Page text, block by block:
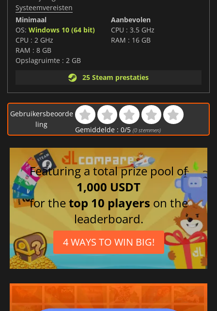
Systeemvereisten
Minimaal
OS: Windows 10 (64 bit)
CPU : 2 GHz
RAM : 8 GB
Opslagruimte : 2 GB
Aanbevolen
CPU : 3.5 GHz
RAM : 16 GB
25 Steam prestaties
Gebruikersbeoorde
ling
Gemiddelde : 0/5 (0stemmen)
Featuring a total prize pool of
1,000 USDT
for thetop 10 players on the
leaderboard.
4 WAYS TO WIN BIG!